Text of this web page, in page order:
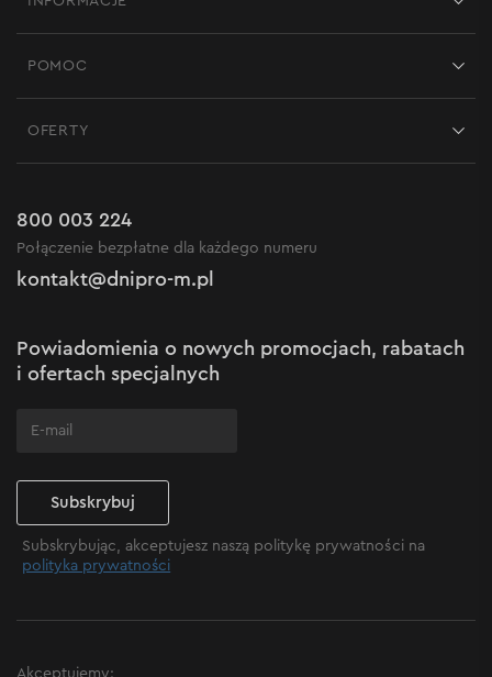
Regulamin sklepu internetowego
Polityka prywatności
POMOC
Gwarancja i serwis
Reklamacje i skargi
Ustawienia plików cookie
Często zadawane pytania
OFERTY
Nowości
800 003 224
Połączenie bezpłatne dla każdego numeru
kontakt@dnipro-m.pl
Powiadomienia o nowych promocjach, rabatach
i ofertach specjalnych
Subskrybuj
Subskrybując, akceptujesz naszą politykę prywatności na
polityka prywatności
Akceptujemy: